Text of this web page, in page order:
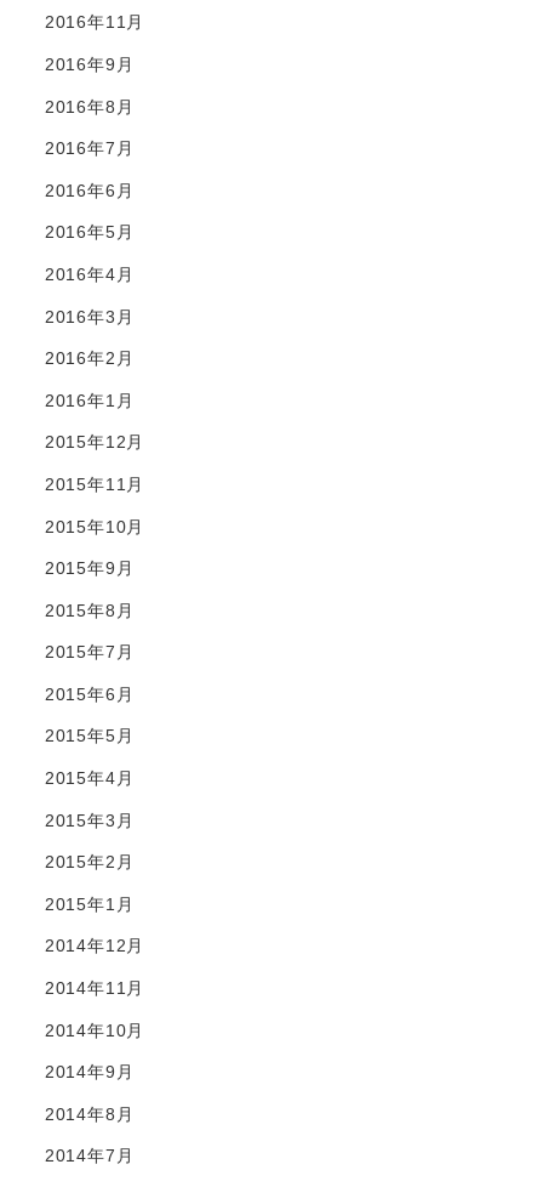
2016年11月
2016年9月
2016年8月
2016年7月
2016年6月
2016年5月
2016年4月
2016年3月
2016年2月
2016年1月
2015年12月
2015年11月
2015年10月
2015年9月
2015年8月
2015年7月
2015年6月
2015年5月
2015年4月
2015年3月
2015年2月
2015年1月
2014年12月
2014年11月
2014年10月
2014年9月
2014年8月
2014年7月